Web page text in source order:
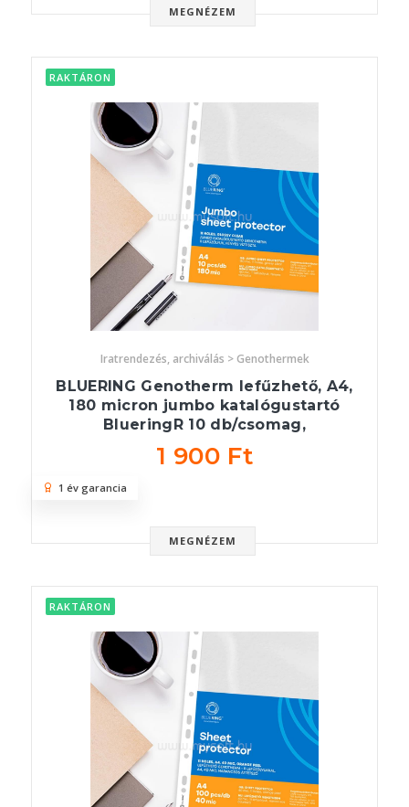
MEGNÉZEM
RAKTÁRON
Iratrendezés, archiválás > Genothermek
BLUERING Genotherm lefűzhető, A4,
180 micron jumbo katalógustartó
BlueringR 10 db/csomag,
1 900 Ft
MEGNÉZEM
1 év garancia
RAKTÁRON